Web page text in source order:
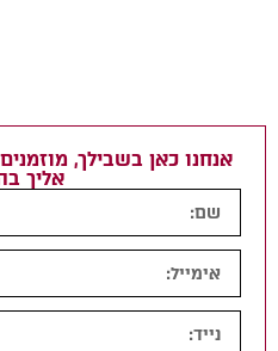
אנחנו כאן בשבילך,
אליך